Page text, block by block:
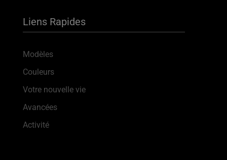
Liens Rapides
Modèles
Couleurs
Votre nouvelle vie
Avancées
Activité